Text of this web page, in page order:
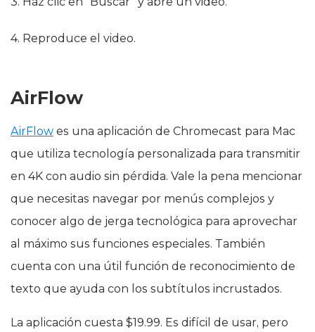
4. Reproduce el video.
AirFlow
AirFlow es una aplicación de Chromecast para Mac
que utiliza tecnología personalizada para transmitir
en 4K con audio sin pérdida. Vale la pena mencionar
que necesitas navegar por menús complejos y
conocer algo de jerga tecnológica para aprovechar
al máximo sus funciones especiales. También
cuenta con una útil función de reconocimiento de
texto que ayuda con los subtítulos incrustados.
La aplicación cuesta $19.99. Es difícil de usar, pero